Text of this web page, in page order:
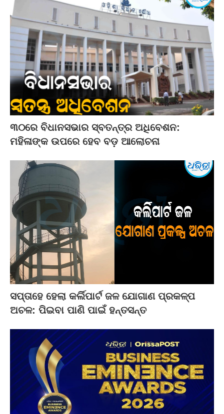
୩୦ରେ ବିଧାନସଭାର ସ୍ବତନ୍ତ୍ର ଅଧିବେଶନ:
ମହିଳାଙ୍କ ଉପରେ ହେବ ବଡ଼ ଆଲୋଚନା
ସପ୍ତାହେ ହେଲା କର୍ଲିପାର୍ଟ ଜଳ ଯୋଗାଣ ପ୍ରକଳ୍ପ
ଅଚଳ: ପିଇବା ପାଣି ପାଇଁ ହନ୍ତସନ୍ତ